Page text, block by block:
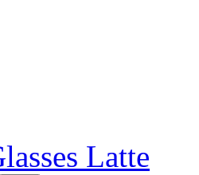
Latte